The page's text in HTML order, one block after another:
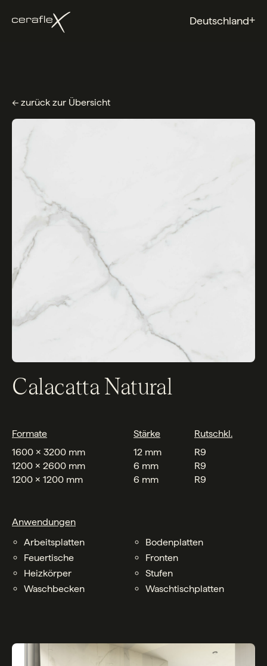
Deutschland+
← zurück zur Übersicht
Calacatta Natural
Formate Stärke
Rutschkl.
1600 x 3200 mm
12 mm
R9
1200 x 2600 mm
6 mm
R9
1200 x 1200 mm
6 mm R9
Anwendungen
Arbeitsplatten
Bodenplatten
Feuertische
Fronten
Heizkörper
Stufen
Waschbecken
Waschtischplatten